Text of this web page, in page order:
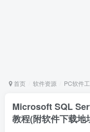
首页 软件资源 PC软件
Microsoft SQL
教程(附软件下载地